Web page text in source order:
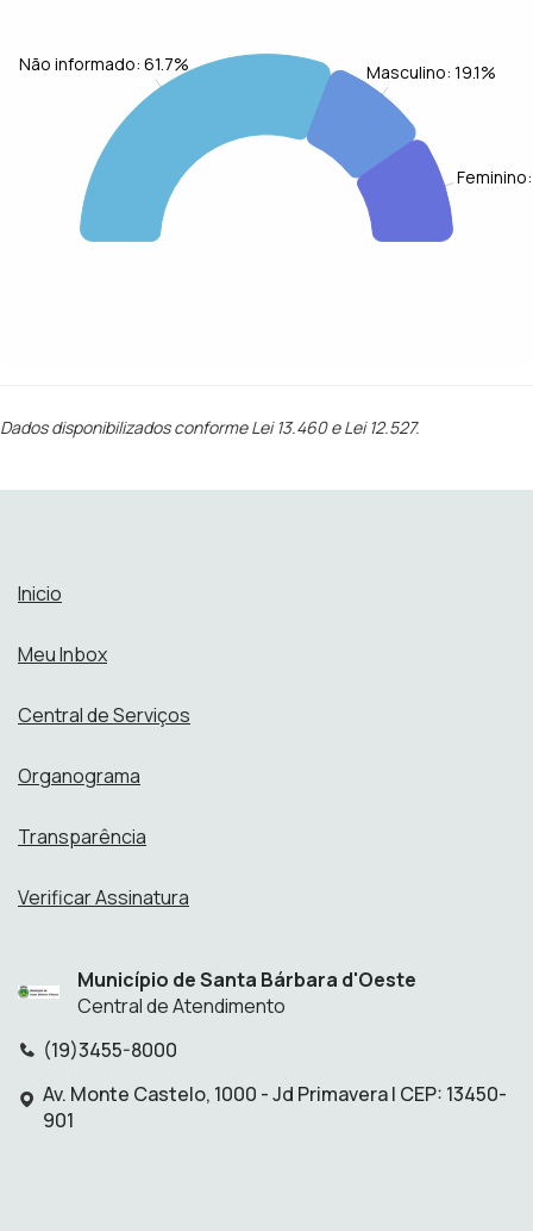
Não informado: 61.7% Masculino: 19.1%
Feminino:
Dados disponibilizados conforme Lei 13.460 e Lei 12.527.
Inicio
Meu Inbox
Central de Serviços
Organograma
Transparência
Verificar Assinatura
Município de Santa Bárbara d'Oeste
Central de Atendimento
(19)3455-8000
Endereço:
Av. Monte Castelo, 1000 - Jd Primavera | CEP: 13450-
901